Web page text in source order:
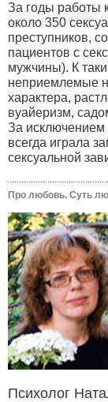
За годы работы
около 350
преступников,
пациентов с
мужчины). К
неприемлемые
характера,
вуайеризм,
За исключением
всегда играла
сексуальной
Про любовь. Суть
Психолог